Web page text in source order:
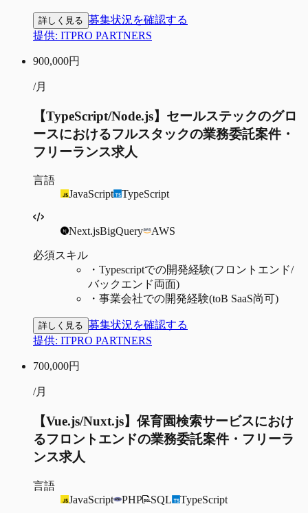
詳しく見る 募集状況を確認する
提供: ITPRO PARTNERS
900,000円
/月
【TypeScript/Node.js】セールステックのグロ
ースにおけるフルスタックの業務委託案件・
フリーランス求人
言語
JavaScript
TypeScript
Next.jsBigQuery AWS
必須スキル
・ Typescriptでの開発経験(フロントエンド/
バックエンド両面)
・ 事業会社での開発経験(toB SaaS尚可)
詳しく見る 募集状況を確認する
提供: ITPRO PARTNERS
700,000円
/月
【Vue.js/Nuxt.js】保育園検索サービスにおけ
るフロントエンドの業務委託案件・フリーラ
ンス求人
言語
JavaScript
PHP SQL TypeScript